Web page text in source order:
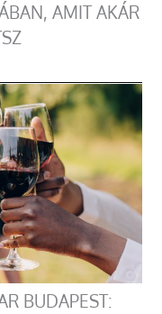
AMIT AKÁR
BUDAPEST: